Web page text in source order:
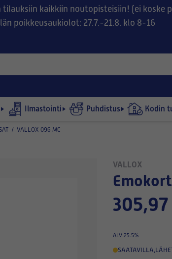
kaikkiin noutopisteisiin! (ei koske
poikkeusaukiolot: 27.7.-21.8. klo 8-16
Ilmastointi Puhdistus Kodin
/ VALLOX 096 MC
VALLOX
305,97
ALV 25.5%
SAATAVILLA,